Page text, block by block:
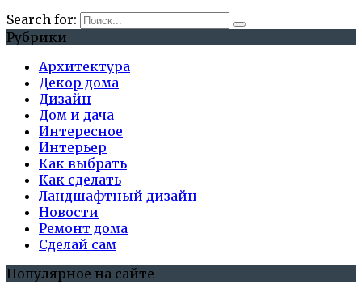
Search for:
Рубрики
Архитектура
Декор дома
Дизайн
Дом и дача
Интересное
Интерьер
Как выбрать
Как сделать
Ландшафтный дизайн
Новости
Ремонт дома
Сделай сам
Популярное на сайте